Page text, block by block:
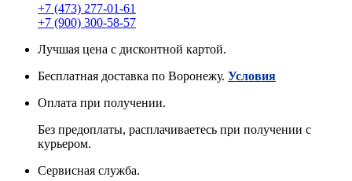
+7 (473) 277-01-61
+7 (900) 300-58-57
Лучшая цена с дисконтной картой.
Бесплатная доставка по Воронежу. Условия
Оплата при получении.
Без предоплаты, расплачиваетесь при получении с
курьером.
Сервисная служба.